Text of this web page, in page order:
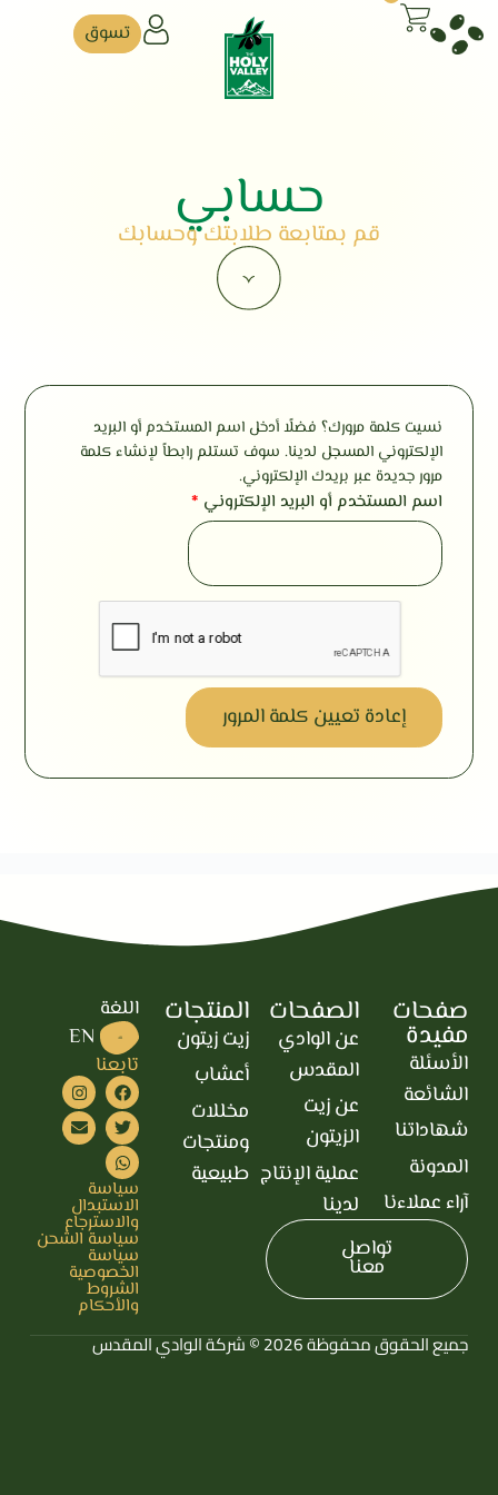
تسوق
حسابي
قم بمتابعة طلابتك وحسابك
نسيت كلمة مرورك؟ فضلًا أدخل اسم المستخدم أو البريد
الإلكتروني المسجل لدينا. سوف تستلم رابطاً لإنشاء كلمة
مرور جديدة عبر بريدك الإلكتروني.
اسم المستخدم أو البريد الإلكتروني *
إعادة تعيين كلمة المرور
صفحات
مفيدة
الأسئلة
الشائعة
شهاداتنا
المدونة
آراء عملاءنا
تواصل
معنا
الصفحات
عن الوادي
المقدس
عن زيت
الزيتون
عملية الإنتاج
لدينا
المنتجات
زيت زيتون
أعشاب
مخللات
ومنتجات
طبيعية
اللغة
AR
EN
تابعنا
سياسة
الاستبدال
والاسترجاع
سياسة الشحن
سياسة
الخصوصية
الشروط
والأحكام
جميع الحقوق محفوظة 2026 © شركة الوادي المقدس